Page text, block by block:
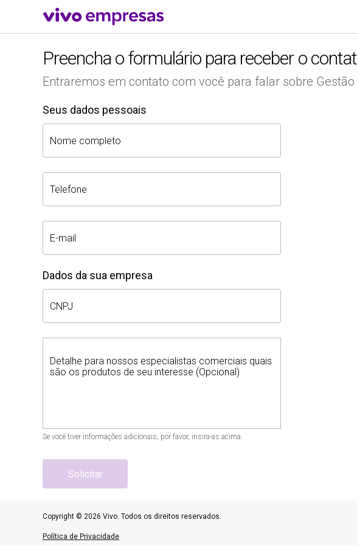
Preencha o formulário para receber o
Entraremos em contato com você para falar sobre Gestão
Seus dados pessoais
Nome completo
Telefone
E-mail
Dados da sua empresa
CNPJ
Detalhe para nossos especialistas comerciais quais
são os produtos de seu interesse (Opcional)
Se você tiver informações adicionais, por favor, insira-as acima.
Solicitar
Copyright © 2026 Vivo. Todos os direitos reservados.
Política de Privacidade